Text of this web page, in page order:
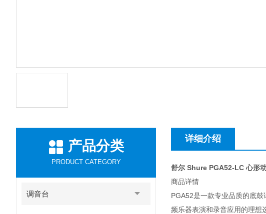
产品分类
PRODUCT CATEGORY
调音台
详细介绍
舒尔 Shure PGA52-LC 心形
商品详情
PGA52是一款专业品质的底
频乐器表演和录音应用的理想